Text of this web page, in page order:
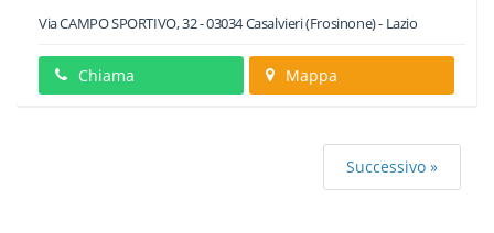
Via CAMPO SPORTIVO, 32-03034Casalvieri(Frosinone) - Lazio
Chiama Mappa
Successivo »